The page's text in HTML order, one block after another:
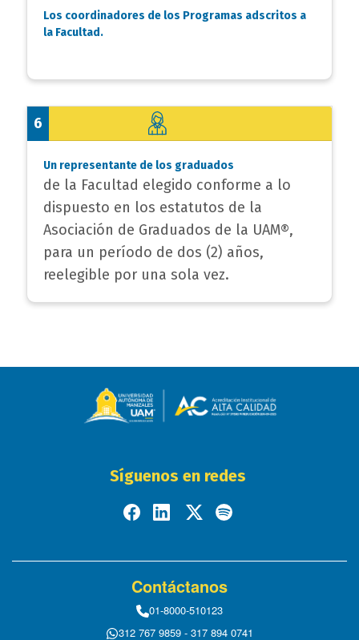
Los coordinadores de los Programas adscritos a
la Facultad.
6
Un representante de los graduados
de la Facultad elegido conforme a lo
dispuesto en los estatutos de la
Asociación de Graduados de la UAM®,
para un período de dos (2) años,
reelegible por una sola vez.
Síguenos en redes
Contáctanos
01-8000-510123
312 767 9859 - 317 894 0741